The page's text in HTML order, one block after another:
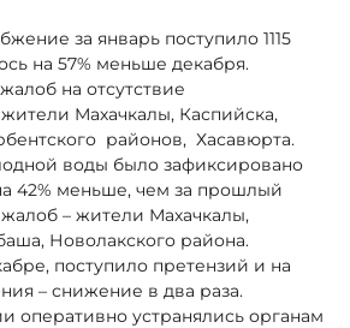
за январь поступило 1115
на 57% меньше декабря.
на отсутствие
Махачкалы, Каспийска,
районов, Хасавюрта.
воды было зафиксировано
42% меньше, чем за прошлый
– жители Махачкалы,
Новолакского района.
поступило претензий и на
– снижение в два раза.
оперативно устранялись органам